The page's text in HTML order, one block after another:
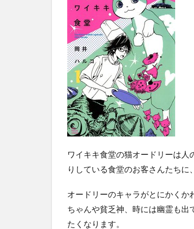
ワイキキ食堂の猫オードリーは
りしている食堂のお客さんたちに
オードリーのキャラがとにかく
ちゃんや貧乏神、時には幽霊も出
たくなります。